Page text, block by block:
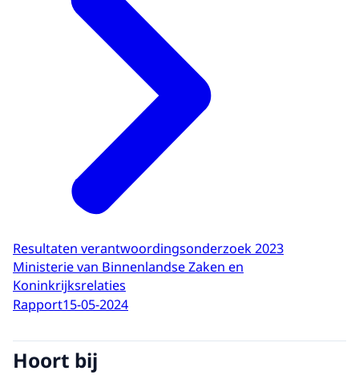
Resultaten verantwoordingsonderzoek 2023
Ministerie van Binnenlandse Zaken en
Koninkrijksrelaties
Rapport15-05-2024
Hoort bij